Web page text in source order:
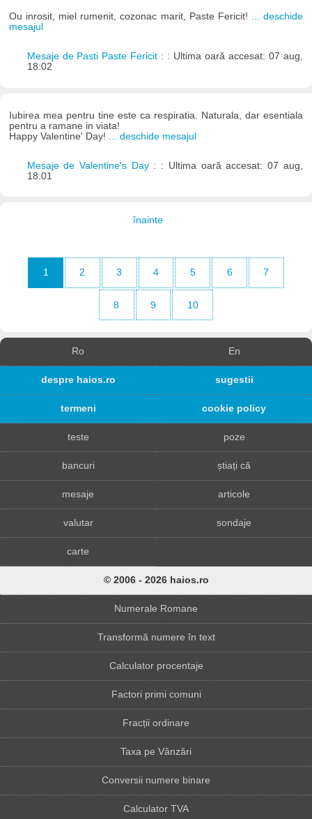
Ou inrosit, miel rumenit, cozonac marit, Paste Fericit!
... deschide
mesajul
Mesaje de Pasti Paste Fericit : : Ultima oară accesat: 07 aug,
18:02
Iubirea mea pentru tine este ca respiratia. Naturala, dar esentiala
pentru a ramane in viata!
Happy Valentine' Day!
... deschide mesajul
Mesaje de Valentine's Day : : Ultima oară accesat: 07 aug,
18:01
înainte
1 2 3 4 5 6 7
8 9 10
Ro En
despre haios.ro sugestii
termeni cookie policy
teste poze
bancuri știați că
mesaje articole
valutar sondaje
carte
© 2006 - 2026 haios.ro
Numerale Romane
Transformă numere în text
Calculator procentaje
Factori primi comuni
Fracții ordinare
Taxa pe Vânzări
Conversii numere binare
Calculator TVA